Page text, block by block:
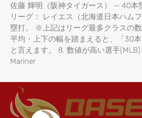
佐藤 輝明（阪神タイガース） — 40本
リーグ： レイエス（北海道日本ハム
塁打。 ※上記はリーグ最多クラスの
平均・上下の幅を踏まえると、「30
と言えます。 8. 数値が高い選手
Mariner